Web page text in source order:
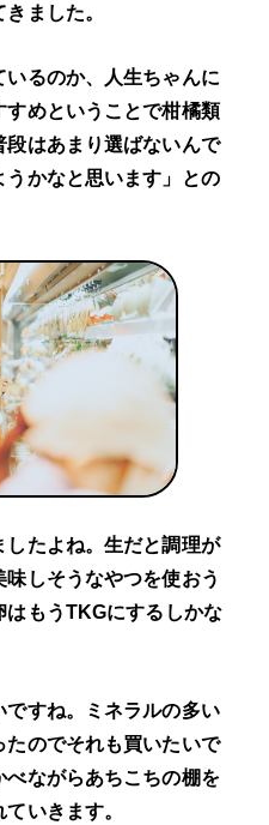
ました。
いるのか、人生ちゃんに
すめということで柑橘類
段はあまり選ばないんで
かなと思います」との
したよね。生だと調理が
しそうなやつを使おう
はもうTKGにするしかな
ですね。ミネラルの多い
のでそれも買いたいで
ながらあちこちの棚を
いきます。